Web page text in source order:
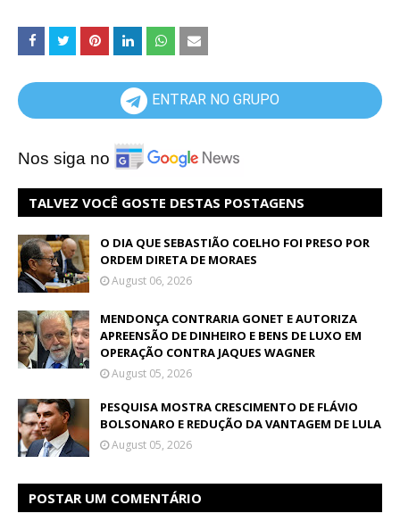
ENTRAR NO GRUPO
Nos siga no
TALVEZ VOCÊ GOSTE DESTAS POSTAGENS
O DIA QUE SEBASTIÃO COELHO FOI PRESO POR
ORDEM DIRETA DE MORAES
August 06, 2026
MENDONÇA CONTRARIA GONET E AUTORIZA
APREENSÃO DE DINHEIRO E BENS DE LUXO EM
OPERAÇÃO CONTRA JAQUES WAGNER
August 05, 2026
PESQUISA MOSTRA CRESCIMENTO DE FLÁVIO
BOLSONARO E REDUÇÃO DA VANTAGEM DE LULA
August 05, 2026
POSTAR UM COMENTÁRIO